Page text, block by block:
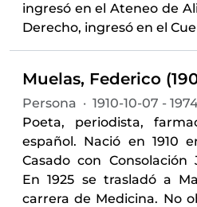
ingresó en el Ateneo de
Derecho, ingresó en el
Muelas, Federico
Persona · 1910-10-07 -
Poeta, periodista,
español. Nació en 1910
Casado con Consolación
En 1925 se trasladó a
carrera de Medicina. No